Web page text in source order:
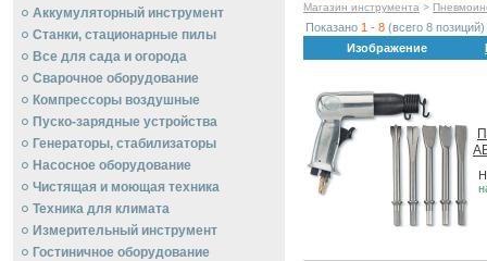
Аккумуляторный инструмент
Станки, стационарные пилы
Все для сада и огорода
Сварочное оборудование
Компрессоры воздушные
Пуско-зарядные устройства
Генераторы, стабилизаторы
Насосное оборудование
Чистящая и моющая техника
Техника для климата
Измерительный инструмент
Гостиничное оборудование
Магазин инструмента >
Показано 1 - 8 (всего 8 позиций)
Изображение